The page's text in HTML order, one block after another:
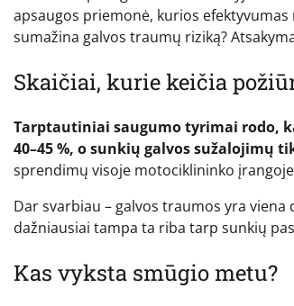
apsaugos priemonė, kurios
sumažina galvos traumų riziką?
Skaičiai, kurie keičia
Tarptautiniai saugumo tyrimai rodo,
40–45 %, o sunkių galvos sužalojimų
sprendimų visoje motociklininko
Dar svarbiau – galvos traumos yra
dažniausiai tampa ta riba tarp sunkių
Kas vyksta smūgio metu?